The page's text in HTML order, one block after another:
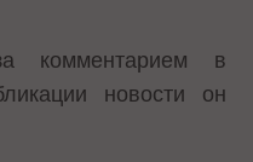
комментарием в
новости он